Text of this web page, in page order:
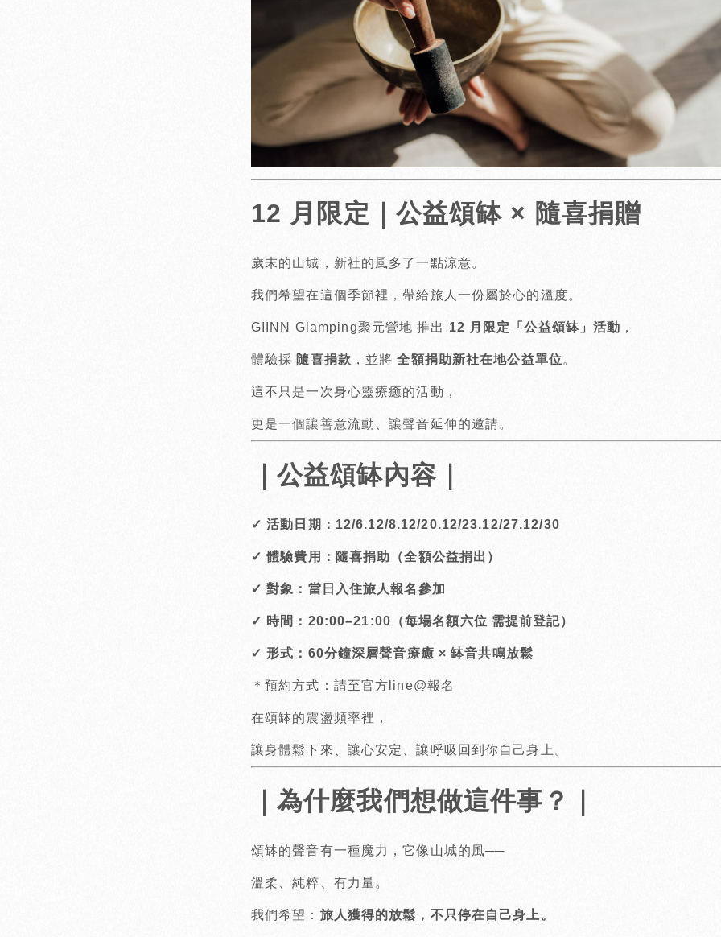
12 月限定｜公益頌缽 × 隨喜捐贈
歲末的山城，新社的風多了一點涼意。
我們希望在這個季節裡，帶給旅人一份屬於心的溫度。
GIINN Glamping聚元營地 推出 12 月限定「公益頌缽」活動 ，
體驗採 隨喜捐款 ，並將全額捐助新社在地公益單位。
這不只是一次身心靈療癒的活動，
更是一個讓善意流動、讓聲音延伸的邀請。
｜公益頌缽內容｜
✓ 活動日期：12/6.12/8.12/20.12/23.12/27.12/30
✓ 體驗費用：隨喜捐助（全額公益捐出）
✓ 對象：當日入住旅人報名參加
✓ 時間：20:00–21:00（每場名額六位 需提前登記）
✓ 形式：60分鐘深層聲音療癒 × 缽音共鳴放鬆
＊預約方式：請至官方line@報名
在頌缽的震盪頻率裡，
讓身體鬆下來、讓心安定、讓呼吸回到你自己身上。
｜為什麼我們想做這件事？｜
頌缽的聲音有一種魔力，它像山城的風──
溫柔、純粹、有力量。
我們希望： 旅人獲得的放鬆，不只停在自己身上。